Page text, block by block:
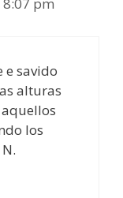
e savido
alturas
los